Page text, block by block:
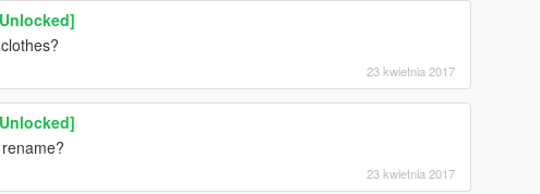
23 kwietnia 2017
23 kwietnia 2017